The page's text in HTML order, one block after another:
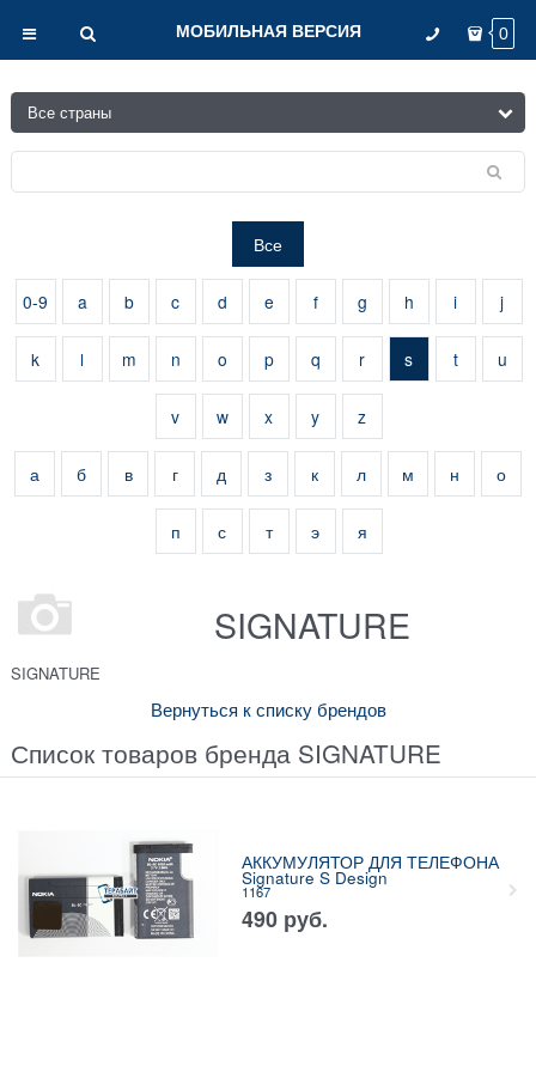
МОБИЛЬНАЯ ВЕРСИЯ 0
Все
0-9 a b c d e f g h i j
k l m n o p q r s t u
v w x y z
а б в г д з к л м н о
п с т э я
SIGNATURE
SIGNATURE
Вернуться к списку брендов
Список товаров бренда SIGNATURE
АККУМУЛЯТОР ДЛЯ ТЕЛЕФОНА
Signature S Design
1167
490 руб.